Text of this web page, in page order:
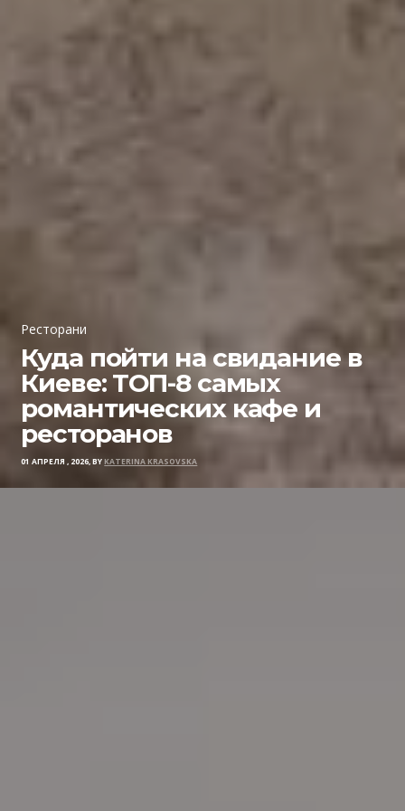
Ресторани
Куда пойти на свидание в
Киеве: ТОП-8 самых
романтических кафе и
ресторанов
01 АПРЕЛЯ , 2026, BYKATERINA KRASOVSKA